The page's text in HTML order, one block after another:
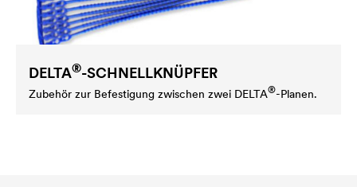
DELTA®-SCHNELLKNÜPFER
Zubehör zur Befestigung zwischen zwei DELTA®-Planen.